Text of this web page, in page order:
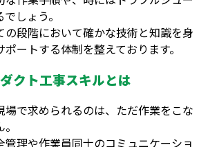
しょう。
段階において確かな技術と知識を身
ートする体制を整えております。
クト工事スキルとは
場で求められるのは、ただ作業をこな
理や作業員同士のコミュニケーショ